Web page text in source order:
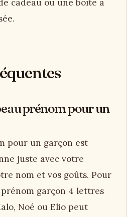
cadeau ou une boîte à
prénom pour un
pour un garçon est
juste avec votre
nom et vos goûts. Pour
garçon 4 lettres
Noé ou Elio peut